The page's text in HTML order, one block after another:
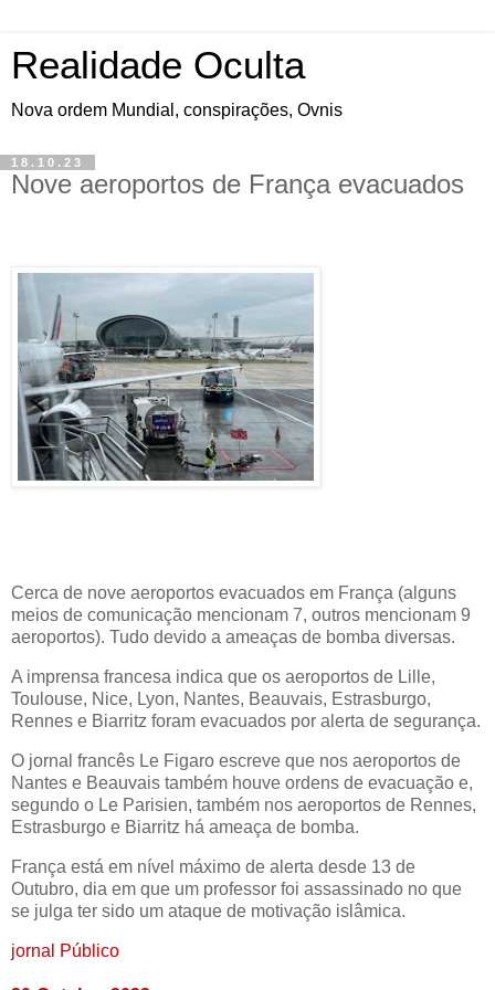
Realidade Oculta
Nova ordem Mundial, conspirações, Ovnis
18.10.23
Nove aeroportos de França evacuados
Cerca de nove aeroportos evacuados em França (alguns
meios de comunicação mencionam 7, outros mencionam 9
aeroportos). Tudo devido a ameaças de bomba diversas.
A imprensa francesa indica que os aeroportos de Lille,
Toulouse, Nice, Lyon, Nantes, Beauvais, Estrasburgo,
Rennes e Biarritz foram evacuados por alerta de segurança.
O jornal francês Le Figaro escreve que nos aeroportos de
Nantes e Beauvais também houve ordens de evacuação e,
segundo o Le Parisien, também nos aeroportos de Rennes,
Estrasburgo e Biarritz há ameaça de bomba.
França está em nível máximo de alerta desde 13 de
Outubro, dia em que um professor foi assassinado no que
se julga ter sido um ataque de motivação islâmica.
jornal Público